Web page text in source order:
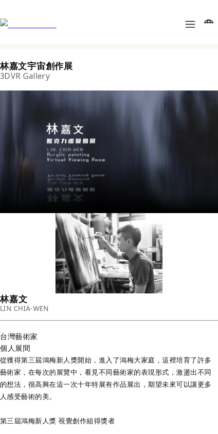
林嘉文宇宙創作展
3DVR Gallery
林嘉文
LIN CHIA-WEN
台灣藝術家
個人展間
從獲得第三屆鴻梅新人獎開始，進入了鴻梅大家庭，這裡培育了許多
藝術家，在每次的展覽中，看見不同藝術家的表現形式，激盪出不同
的想法，很高興在這一次十年特展有作品展出，期望未來可以讓更多
人感受藝術的美。
第三屆鴻梅新人獎 視覺創作組得獎者